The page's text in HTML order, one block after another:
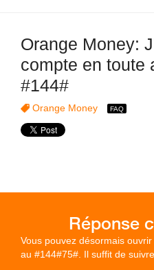
Orange Money:
compte en toute
#144#
Orange Money
Vous pouvez désormais
au #144#75#. Il suffit de